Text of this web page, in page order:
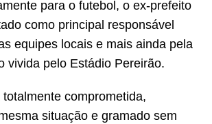
para o futebol, o ex-prefeito
como principal responsável
equipes locais e mais ainda pela
vivida pelo Estádio Pereirão.
comprometida,
situação e gramado sem